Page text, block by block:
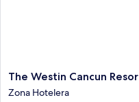
The
Westin
Cancun
The Westin Cancun
Zona Hotelera